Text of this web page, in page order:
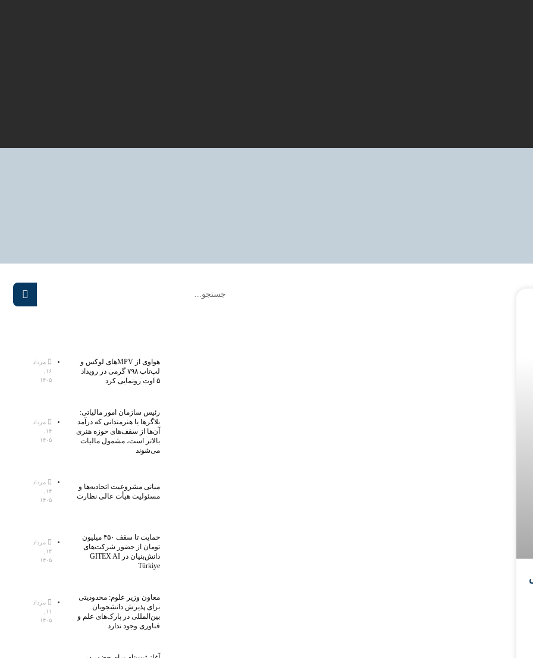
هواوی از MPVهای لوکس و
لپ‌تاپ ۷۹۸ گرمی در رویداد
۵ اوت رونمایی کرد
مرداد
۱۶,
۱۴۰۵
رئیس سازمان امور مالیاتی:
بلاگر‌ها یا هنرمندانی که درآمد
آن‌ها از سقف‌های حوزه هنری
بالاتر است، مشمول مالیات
می‌شوند
مرداد
۱۴,
۱۴۰۵
مبانی مشروعیت اتحادیه‌ها و
مسئولیت هیأت عالی نظارت
مرداد
۱۴,
۱۴۰۵
حمایت تا سقف ۴۵۰ میلیون
تومان از حضور شرکت‌های
دانش‌بنیان در GITEX AI
Türkiye
مرداد
۱۲,
۱۴۰۵
معاون وزیر علوم: محدودیتی
برای پذیرش دانشجویان
بین‌المللی در پارک‌های علم و
فناوری وجود ندارد
مرداد
۱۱,
۱۴۰۵